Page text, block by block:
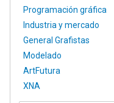
Programación gráfica
Industria y mercado
General Grafistas
Modelado
ArtFutura
XNA